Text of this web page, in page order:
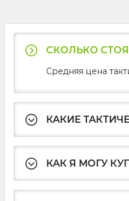
СКОЛЬКО
Средняя цена
КАКИЕ
КАК Я МОГУ